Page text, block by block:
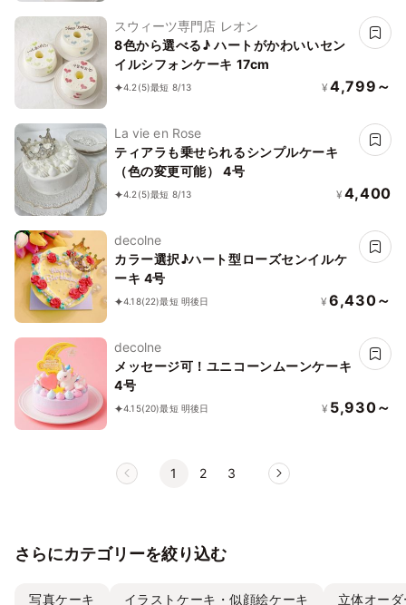
スウィーツ専門店 レオン
8色から選べる♪ ハートがかわいいセン
イルシフォンケーキ 17cm
4.2(5)最短 8/13 ¥ 4,799～
La vie en Rose
ティアラも乗せられるシンプルケーキ
（色の変更可能） 4号
4.2(5)最短 8/13 ¥ 4,400
decolne
カラー選択♪ハート型ローズセンイルケ
ーキ 4号
4.18(22)最短 明後日 ¥ 6,430～
decolne
メッセージ可！ユニコーンムーンケーキ
4号
4.15(20)最短 明後日 ¥ 5,930～
1 2 3
さらにカテゴリーを絞り込む
写真ケーキ イラストケーキ・似顔絵ケーキ 立体オー